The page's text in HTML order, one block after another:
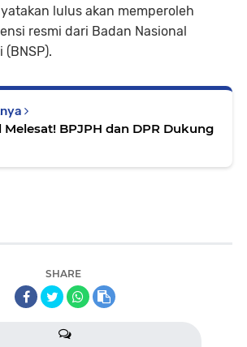
lulus akan memperoleh
resmi dari Badan Nasional
BPJPH dan DPR Dukung
SHARE